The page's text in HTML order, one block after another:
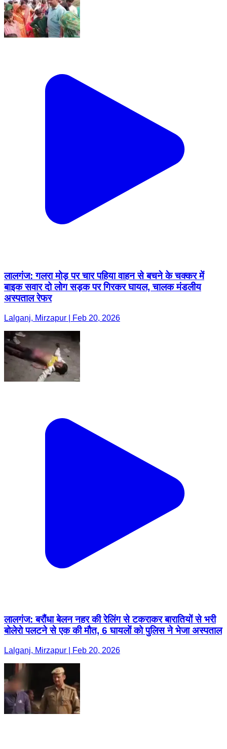
लालगंज: गलरा मोड़ पर चार पहिया वाहन से बचने के चक्कर में
बाइक सवार दो लोग सड़क पर गिरकर घायल, चालक मंडलीय
अस्पताल रेफर
Lalganj, Mirzapur | Feb 20, 2026
लालगंज: बरौंधा बेलन नहर की रेलिंग से टकराकर बारातियों से भरी
बोलेरो पलटने से एक की मौत, 6 घायलों को पुलिस ने भेजा अस्पताल
Lalganj, Mirzapur | Feb 20, 2026